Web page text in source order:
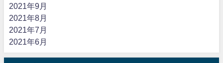
2021年9月
2021年8月
2021年7月
2021年6月